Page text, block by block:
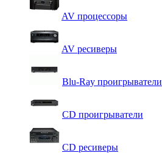
AV процессоры
AV ресиверы
Blu-Ray проигрыватели
CD проигрыватели
CD ресиверы